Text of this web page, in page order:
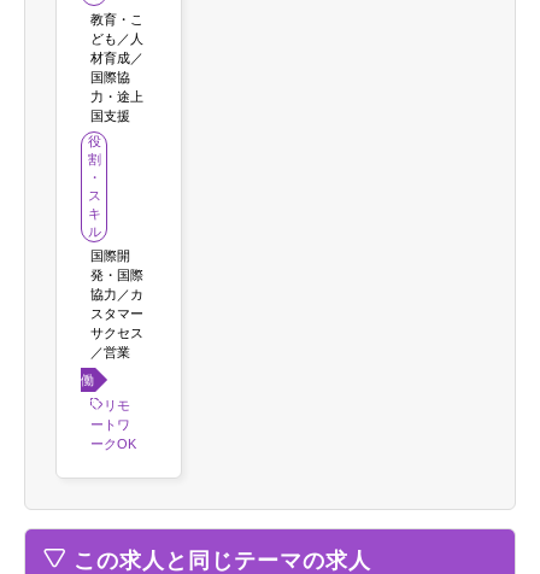
教育・こ
ども／人
材育成／
国際協
力・途上
国支援
役
割
・
ス
キ
ル
国際開
発・国際
協力／カ
スタマー
サクセス
／営業
働き
方 リモ
ートワ
ークOK
この求人と同じテーマの求人